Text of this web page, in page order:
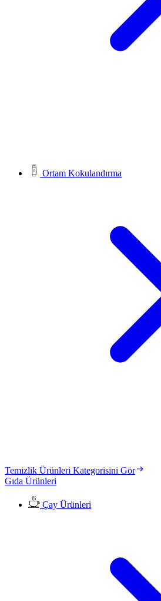
Ortam Kokulandırma
Temizlik Ürünleri Kategorisini Gör
Gıda Ürünleri
Çay Ürünleri